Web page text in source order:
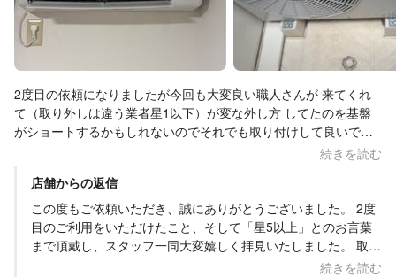
2度目の依頼になりましたが今回も大変良い職人さんが 来てくれ
て（取り外しは違う業者星1以下）が変な外し方 してたのを基盤
がショートするかもしれないのでそれでも取り付けして良いです
か？と丁寧に教えて頂き5日ほど様子見したのちスイッチONした
て頂きました。また何かありましたら宜しくお願いします。 星5
以上ですよ！
続きを読む
店舗からの返信
この度もご依頼いただき、誠にありがとうございました。 2度
目のご利用をいただけたこと、そして「星5以上」とのお言葉
まで頂戴し、スタッフ一同大変嬉しく拝見いたしました。 取り
外し時の状況につきましても、設置後のリスクをご説明したう
続きを読む